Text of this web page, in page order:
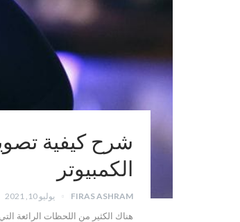
شرح كيفية
الكمبيوتر
FIRAS ASHRAM يوليو 10, 2021
هناك الكثير من اللحظات الرائعة